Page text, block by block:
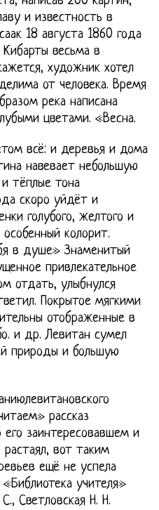
и известность в
18 августа 1860 года
Кибарты весьма в
художник хотел
от человека. Время
река написана
цветами. «Весна.
всё: и деревья и дома
навевает небольшую
тёплые тона
скоро уйдёт и
голубого, желтого и
колорит.
в душе» Знаменитый
привлекательное
отдать, улыбнулся
Покрытое мягкими
отображенные в
и др. Левитан сумел
природы и большую
рассказ
заинтересовавшем и
вот таким
ещё не успела
учителя»
Светловская Н. Н.